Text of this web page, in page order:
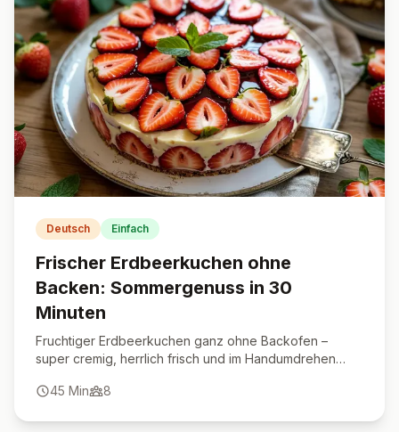
Deutsch Einfach
Frischer Erdbeerkuchen ohne
Backen: Sommergenuss in 30
Minuten
Fruchtiger Erdbeerkuchen ganz ohne Backofen –
super cremig, herrlich frisch und im Handumdrehen
45 Min 8